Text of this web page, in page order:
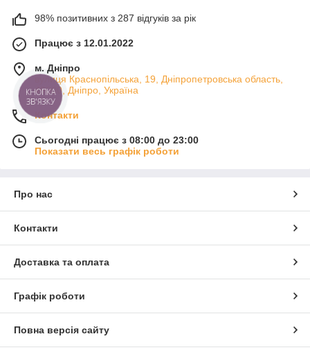
98% позитивних з 287 відгуків за рік
Працює з 12.01.2022
м. Дніпро
вулиця Краснопільська, 19, Дніпропетровська область,
49000, Дніпро, Україна
Контакти
Сьогодні працює з 08:00 до 23:00
Показати весь графік роботи
Про нас
Контакти
Доставка та оплата
Графік роботи
Повна версія сайту
КНОПКА
ЗВ'ЯЗКУ